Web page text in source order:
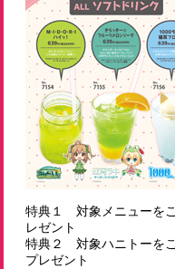
特典１ 対象メニューを
レゼント
特典２ 対象ハニトーを
プレゼント